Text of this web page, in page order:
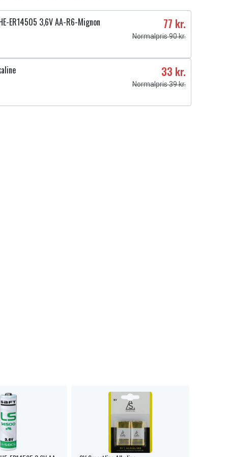
ER14505 3,6V AA-R6-Mignon 77 kr.
Normalpris 90 kr.
33 kr.
Normalpris 39 kr.